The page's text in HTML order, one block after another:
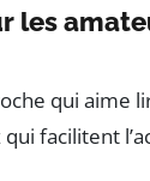
les
qui aime
facilitent